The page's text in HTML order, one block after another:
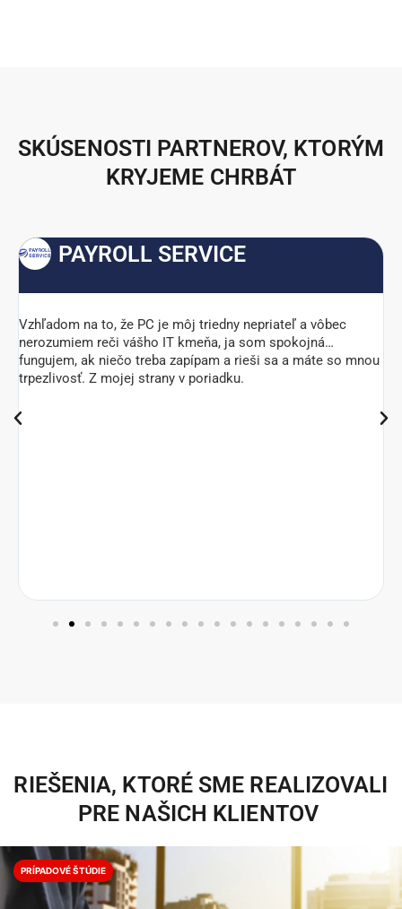
SKÚSENOSTI PARTNEROV, KTORÝM
KRYJEME CHRBÁT
PAYROLL SERVICE
Vzhľadom na to, že PC je môj triedny nepriateľ a vôbec
nerozumiem reči vášho IT kmeňa, ja som spokojná…
fungujem, ak niečo treba zapípam a rieši sa a máte so mnou
trpezlivosť. Z mojej strany v poriadku.
RIEŠENIA, KTORÉ SME REALIZOVALI
PRE NAŠICH KLIENTOV ​
PRÍPADOVÉ ŠTÚDIE